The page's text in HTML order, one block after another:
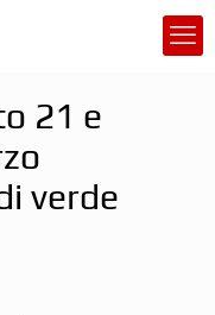
21 e
verde